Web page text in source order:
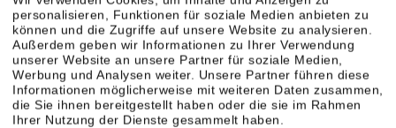
personalisieren, Funktionen für soziale Medien anbieten zu
können und die Zugriffe auf unsere Website zu analysieren.
Außerdem geben wir Informationen zu Ihrer Verwendung
unserer Website an unsere Partner für soziale Medien,
Werbung und Analysen weiter. Unsere Partner führen diese
Informationen möglicherweise mit weiteren Daten zusammen,
die Sie ihnen bereitgestellt haben oder die sie im Rahmen
Ihrer Nutzung der Dienste gesammelt haben.
Einfach ausfüllen und Newsletter abonnieren: